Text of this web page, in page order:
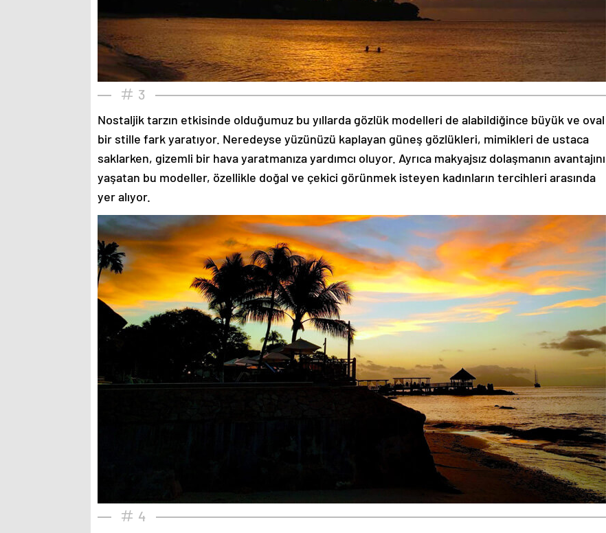
3
Nostaljik tarzın etkisinde olduğumuz bu yıllarda gözlük modelleri de alabildiğince büyük ve oval
bir stille fark yaratıyor. Neredeyse yüzünüzü kaplayan güneş gözlükleri, mimikleri de ustaca
saklarken, gizemli bir hava yaratmanıza yardımcı oluyor. Ayrıca makyajsız dolaşmanın avantajını
yaşatan bu modeller, özellikle doğal ve çekici görünmek isteyen kadınların tercihleri arasında
yer alıyor.
4